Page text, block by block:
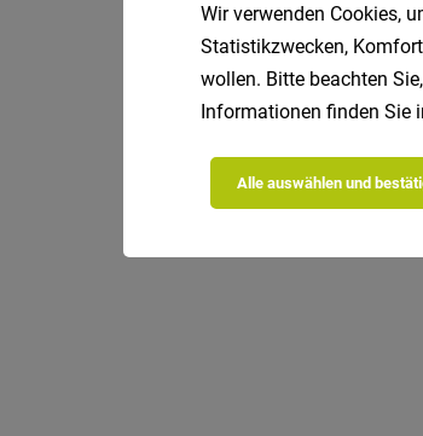
Wir verwenden Cookies,
Statistikzwecken,
wollen. Bitte beachten
Informationen finden Sie
Alle auswählen und